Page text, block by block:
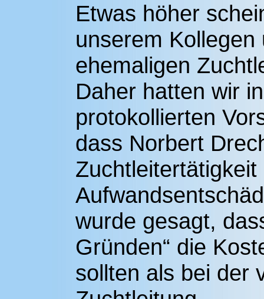
Etwas höher
unserem
ehemaligen
Daher hatten wir
protokollierten
dass Norbert
Zuchtleitertätigkeit
wurde gesagt,
Gründen“ die
sollten als bei der